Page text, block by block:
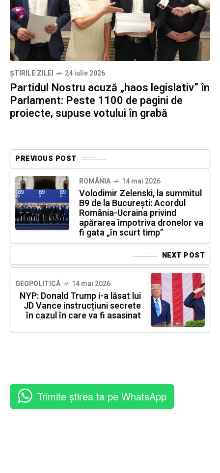
ȘTIRILE ZILEI 24 iulie 2026
Partidul Nostru acuză „haos legislativ” în
Parlament: Peste 1100 de pagini de
proiecte, supuse votului în grabă
PREVIOUS POST
ROMÂNIA 14 mai 2026
Volodimir Zelenski, la summitul
B9 de la București: Acordul
România-Ucraina privind
apărarea împotriva dronelor va
fi gata „în scurt timp”
NEXT POST
GEOPOLITICĂ 14 mai 2026
NYP: Donald Trump i-a lăsat lui
JD Vance instrucțiuni secrete
în cazul în care va fi asasinat
Trimite știrea ta pe WhatsApp